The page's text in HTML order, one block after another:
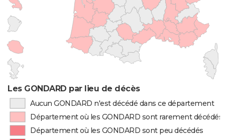
Les GONDARD par lieu de décès
Aucun GONDARD n'est décédé dans ce département
Département où les GONDARD sont rarement décédés
Département où les GONDARD sont peu décédés